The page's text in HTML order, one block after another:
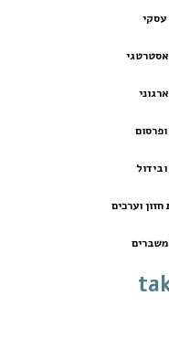
עסקי
אסטרטגי
וערכים
משברים